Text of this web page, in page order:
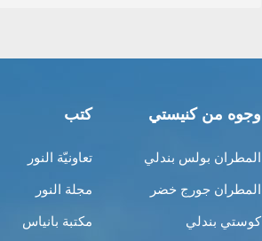
وجوه من كنيستي
المطران بولس بندلي
المطران جورج خضر
كوستي بندلي
كتب
تعاونيّة النور
مجلة النور
مكتبة بانياس